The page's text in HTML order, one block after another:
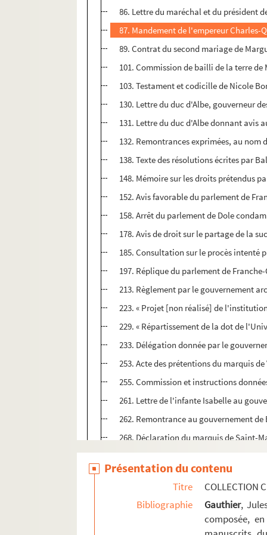
86. Lettre du maréchal et du président
87. Mandement de l'empereur
89. Contrat du second mariage de
101. Commission de bailli de la terre
103. Testament et codicille de Nicole
130. Lettre du duc d'Albe, gouverneur
131. Lettre du duc d'Albe donnant avis
132. Remontrances exprimées, au
138. Texte des résolutions écrites par
148. Mémoire sur les droits prétendus
152. Avis favorable du parlement de
158. Arrêt du parlement de Dole
178. Avis de droit sur le partage de la
185. Consultation sur le procès intenté
197. Réplique du parlement de
213. Règlement par le gouvernement
223. « Projet [non réalisé] de
229. « Répartissement de la dot de
233. Délégation donnée par le
253. Acte des prétentions du marquis
255. Commission et instructions
261. Lettre de l'infante Isabelle au
262. Remontrance au gouvernement
268. Déclaration du marquis de Saint-
269. Enquête sur les titres de Jean-
275. « Très humbles remonstrances de
283. Requête du parlement au roi
Ms Chiflet 46. « Tome 6 de papiers
Présentation du contenu
Titre
COLLECTION
Bibliographie
Gauthier,
composée,